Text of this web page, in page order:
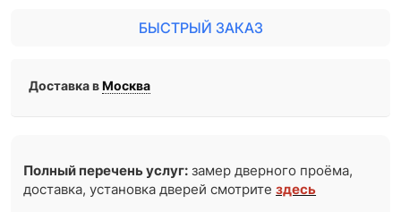
БЫСТРЫЙ ЗАКАЗ
Доставка вМосква
Полный перечень услуг: замер дверного проёма,
доставка, установка дверей смотритездесь